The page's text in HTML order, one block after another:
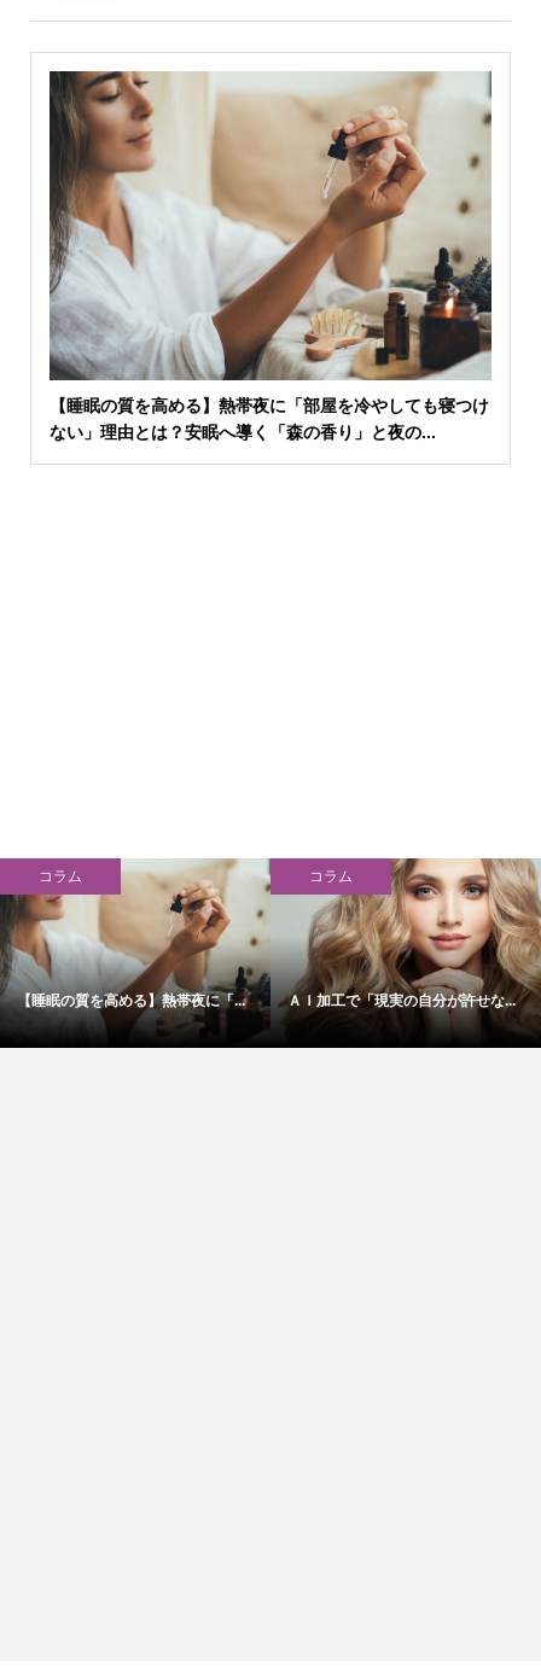
【睡眠の質を高める】熱帯夜に「部屋を冷やしても寝つけ
ない」理由とは？安眠へ導く「森の香り」と夜の...
コラム
【睡眠の質を高める】熱帯夜に「...
コラム
ＡＩ加工で「現実の自分が許せな...